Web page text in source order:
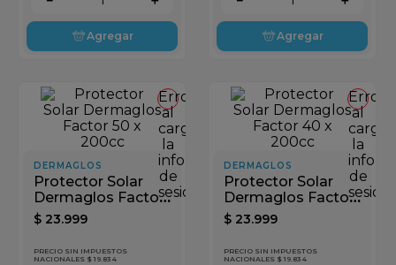
Agregar Agregar
Error
al
cargar
la
información
de
sesión
DERMAGLOS
Protector Solar
Dermaglos Factor
50 x 200cc
$ 23.999
PRECIO SIN IMPUESTOS
NACIONALES $ 19.834
Error
al
cargar
la
de
sesión
DERMAGLOS
Protector Solar
Dermaglos Factor
40 x 200cc
$ 23.999
PRECIO SIN IMPUESTOS
NACIONALES $ 19.834